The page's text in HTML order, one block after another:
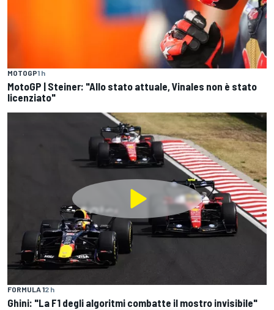
MOTOGP1 h
MotoGP | Steiner: "Allo stato attuale, Vinales non è stato
licenziato"
FORMULA 12 h
Ghini: "La F1 degli algoritmi combatte il mostro invisibile"